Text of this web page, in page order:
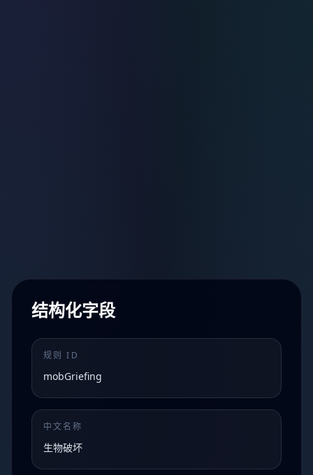
结构化字段
规则 ID
mobGriefing
中文名称
生物破坏